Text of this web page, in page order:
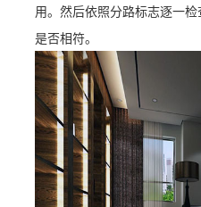
用。然后依照分路标志逐一
是否相符。